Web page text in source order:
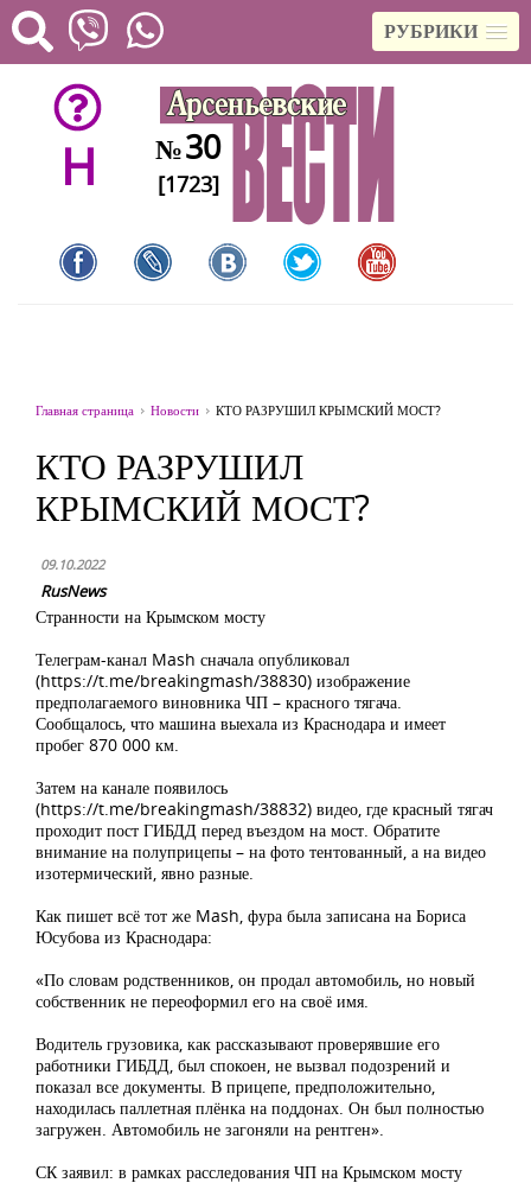
РУБРИКИ
H №30
[1723]
Главная страница Новости КТО РАЗРУШИЛ КРЫМСКИЙ МОСТ?
КТО РАЗРУШИЛ
КРЫМСКИЙ МОСТ?
09.10.2022
RusNews
Странности на Крымском мосту
Телеграм-канал Mash сначала опубликовал
(https://t.me/breakingmash/38830) изображение
предполагаемого виновника ЧП – красного тягача.
Сообщалось, что машина выехала из Краснодара и имеет
пробег 870 000 км.
Затем на канале появилось
(https://t.me/breakingmash/38832) видео, где красный тягач
проходит пост ГИБДД перед въездом на мост. Обратите
внимание на полуприцепы – на фото тентованный, а на видео
изотермический, явно разные.
Как пишет всё тот же Mash, фура была записана на Бориса
Юсубова из Краснодара:
«По словам родственников, он продал автомобиль, но новый
собственник не переоформил его на своё имя.
Водитель грузовика, как рассказывают проверявшие его
работники ГИБДД, был спокоен, не вызвал подозрений и
показал все документы. В прицепе, предположительно,
находилась паллетная плёнка на поддонах. Он был полностью
загружен. Автомобиль не загоняли на рентген».
СК заявил: в рамках расследования ЧП на Крымском мосту